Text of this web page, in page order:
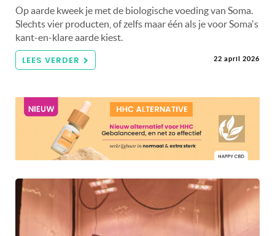
Op aarde kweek je met de biologische voeding van Soma.
Slechts vier producten, of zelfs maar één als je voor Soma's
kant-en-klare aarde kiest.
LEES VERDER 22 april 2026